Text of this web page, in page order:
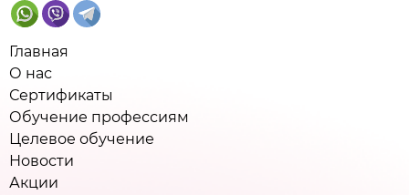
Главная
О нас
Сертификаты
Обучение профессиям
Целевое обучение
Новости
Акции